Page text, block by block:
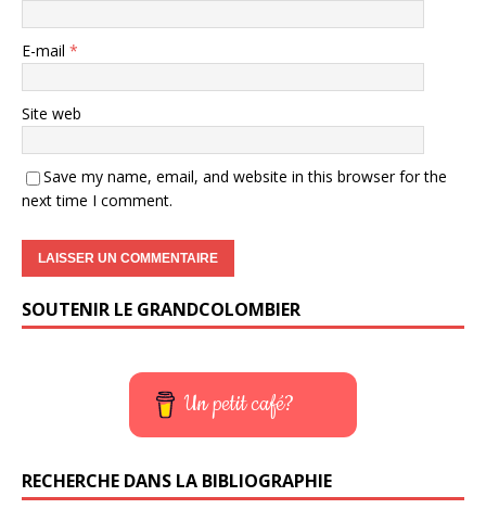
E-mail *
Site web
Save my name, email, and website in this browser for the
next time I comment.
SOUTENIR LE GRANDCOLOMBIER
Un petit café?
RECHERCHE DANS LA BIBLIOGRAPHIE